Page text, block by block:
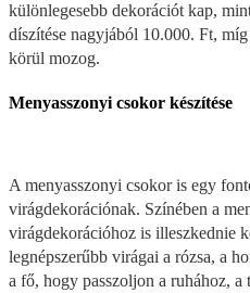
különlegesebb dekorációt kap,
díszítése nagyjából 10.000. Ft,
körül mozog.
Menyasszonyi csokor készítése
A menyasszonyi csokor is egy
virágdekorációnak. Színében a
virágdekorációhoz is illeszkednie
legnépszerűbb virágai a rózsa, a
a fő, hogy passzoljon a ruhához, a